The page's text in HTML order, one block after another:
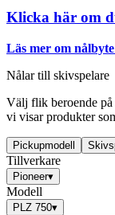
Klicka här om
Läs mer om
Nålar till skivspelare
Välj flik beroende
vi visar produkter
Pickupmodell
Tillverkare
Pioneer▾
Modell
PLZ 750▾